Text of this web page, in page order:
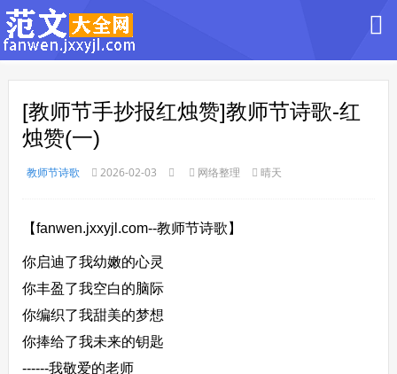
[教师节手抄报红烛赞]教师节诗歌-红
烛赞(一)
教师节诗歌 2026-02-03 网络整理 晴天
【fanwen.jxxyjl.com--教师节诗歌】
你启迪了我幼嫩的心灵
你丰盈了我空白的脑际
你编织了我甜美的梦想
你捧给了我未来的钥匙
------我敬爱的老师